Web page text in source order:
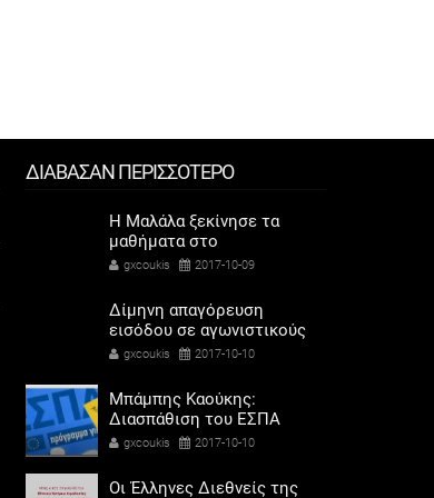
ΔΙΑΒΑΣΑΝ ΠΕΡΙΣΣΟΤΕΡΟ
Η Μαλάλα ξεκίνησε τα
μαθήματα στο
Πανεπιστήμιο της
gxcoukis 2017-10-09
Δίμηνη απαγόρευση
εισόδου σε αγωνιστικούς
χώρους στον Κούγια
gxcoukis 2017-10-10
Μπάμπης Καούκης:
Διασπάθιση του ΕΣΠΑ
gxcoukis 2017-10-10
Οι Έλληνες Διεθνείς της